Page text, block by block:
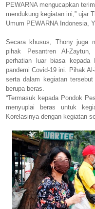
PEWARNA mengucapkan
mendukung kegiatan ini,” ujar
Umum PEWARNA Indonesia,
Secara khusus, Thony juga
pihak Pesantren Al-
perhatian luar biasa kepada
pandemi Covid-19 ini. Pihak
serta dalam kegiatan
berupa beras.
“Termasuk kepada Pondok
menyuplai beras untuk
Korelasinya dengan kegiatan